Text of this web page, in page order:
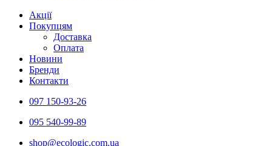
Акції
Покупцям
Доставка
Оплата
Новини
Бренди
Контакти
097 150-93-26
095 540-99-89
shoр@ecologic.com.ua